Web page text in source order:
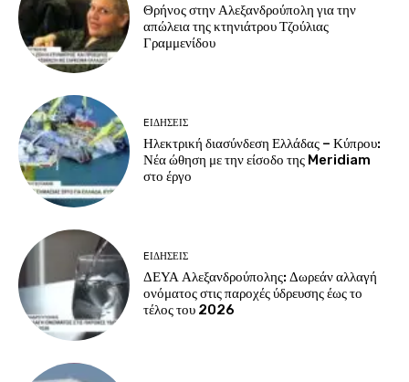
Θρήνος στην Αλεξανδρούπολη για την
απώλεια της κτηνιάτρου Τζούλιας
Γραμμενίδου
EΙΔΗΣΕΙΣ
Ηλεκτρική διασύνδεση Ελλάδας – Κύπρου:
Νέα ώθηση με την είσοδο της Meridiam
στο έργο
EΙΔΗΣΕΙΣ
ΔΕΥΑ Αλεξανδρούπολης: Δωρεάν αλλαγή
ονόματος στις παροχές ύδρευσης έως το
τέλος του 2026